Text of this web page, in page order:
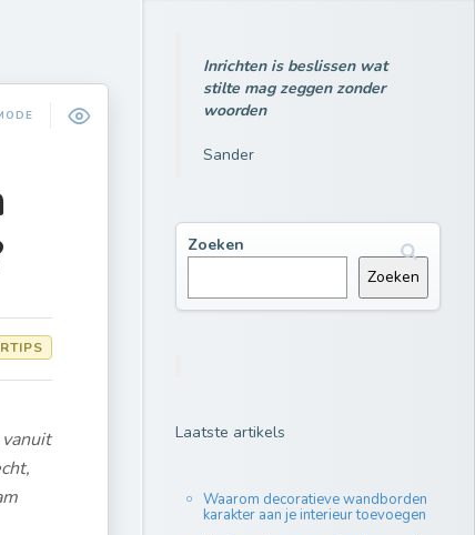
Inrichten is beslissen wat
stilte mag zeggen zonder
woorden
Sander
Zoeken
Zoeken
Laatste artikels
Waarom decoratieve wandborden
karakter aan je interieur toevoegen